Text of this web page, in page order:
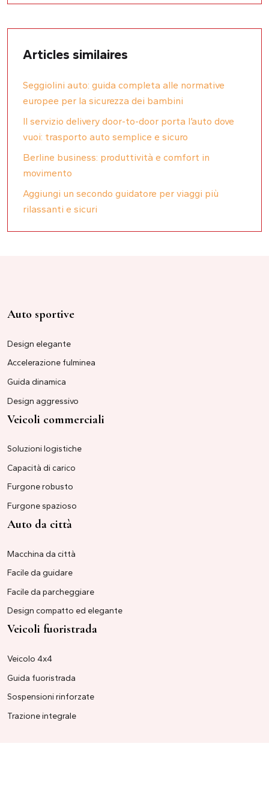
Articles similaires
Seggiolini auto: guida completa alle normative
europee per la sicurezza dei bambini
Il servizio delivery door-to-door porta l’auto dove
vuoi: trasporto auto semplice e sicuro
Berline business: produttività e comfort in
movimento
Aggiungi un secondo guidatore per viaggi più
rilassanti e sicuri
Auto sportive
Design elegante
Accelerazione fulminea
Guida dinamica
Design aggressivo
Veicoli commerciali
Soluzioni logistiche
Capacità di carico
Furgone robusto
Furgone spazioso
Auto da città
Macchina da città
Facile da guidare
Facile da parcheggiare
Design compatto ed elegante
Veicoli fuoristrada
Veicolo 4x4
Guida fuoristrada
Sospensioni rinforzate
Trazione integrale